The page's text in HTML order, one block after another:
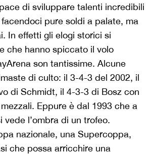
di sviluppare talenti incredibili
pure soldi a palate, ma
In effetti gli elogi storici si
che hanno spiccato il volo
son tantissime. Alcune
di culto: il 3-4-3 del 2002, il
di Schmidt, il 4-3-3 di Bosz con
Eppure è dal 1993 che a
vede l’ombra di un trofeo.
nazionale, una Supercoppa,
che possa arricchire una